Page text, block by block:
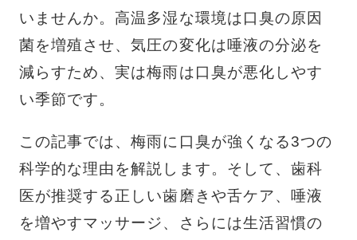
いませんか。高温多湿な環境は口臭の原因
菌を増殖させ、気圧の変化は唾液の分泌を
減らすため、実は梅雨は口臭が悪化しやす
い季節です。
この記事では、梅雨に口臭が強くなる3つの
科学的な理由を解説します。そして、歯科
医が推奨する正しい歯磨きや舌ケア、唾液
を増やすマッサージ、さらには生活習慣の